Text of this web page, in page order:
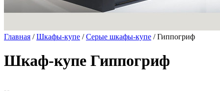
Главная /Шкафы-купе /Серые шкафы-купе / Гиппогриф
Шкаф-купе Гиппогриф